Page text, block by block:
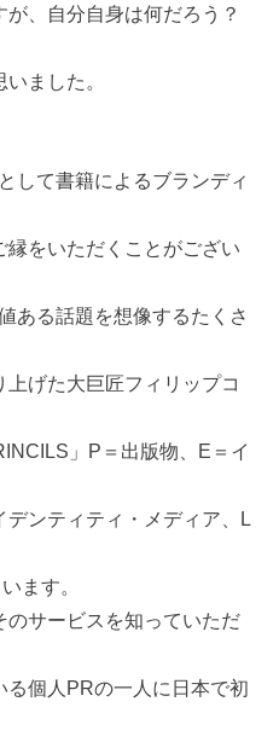
、自分自身は何だろう？
ました。
して書籍によるブランディ
をいただくことがござい
ある話題を想像するたくさ
げた大巨匠フィリップコ
」P＝出版物、E＝イ
ンティティ・メディア、L
ます。
のサービスを知っていただ
る個人PRの一人に日本で初